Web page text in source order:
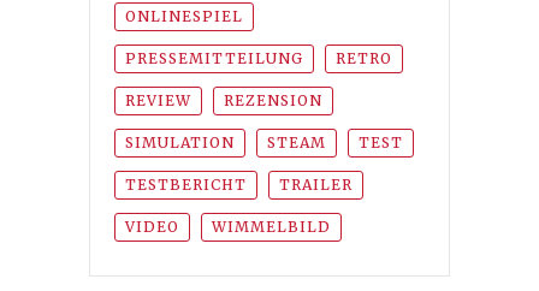
ONLINESPIEL
PRESSEMITTEILUNG RETRO
REVIEW REZENSION
SIMULATION STEAM TEST
TESTBERICHT TRAILER
VIDEO WIMMELBILD